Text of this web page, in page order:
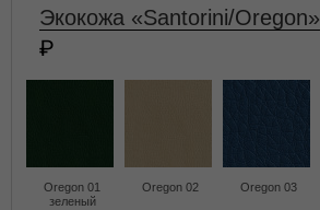
Экокожа «Santorini/Oregon»
Oregon 01
зеленый
Oregon 02 Oregon 03